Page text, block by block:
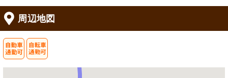
周辺地図